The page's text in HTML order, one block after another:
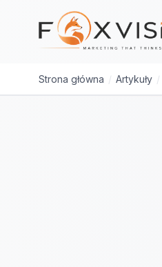
Przejdź do treści głównej
Strona główna / Artykuły /